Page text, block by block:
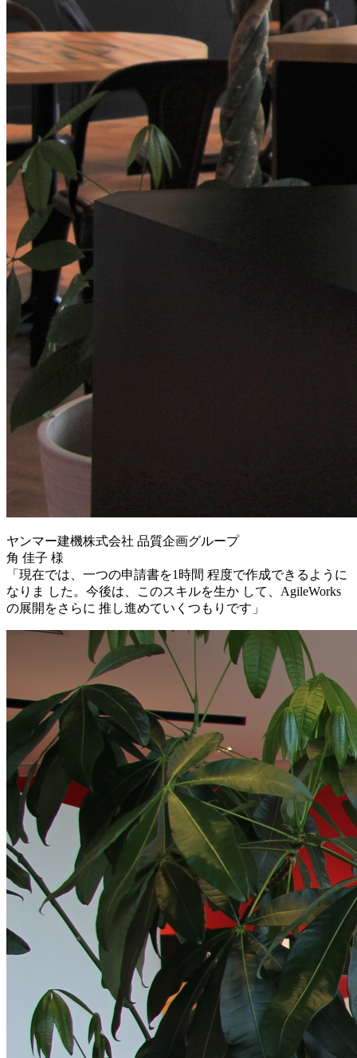
ヤンマー建機株式会社 品質企画グループ
角 佳子 様
「現在では、一つの申請書を1時間 程度で作成できるように
なりま した。今後は、このスキルを生か して、AgileWorks
の展開をさらに 推し進めていくつもりです」